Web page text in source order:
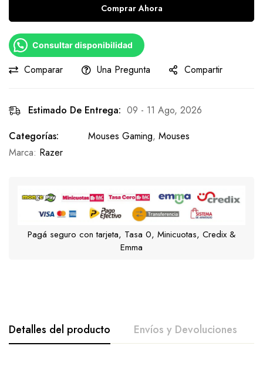
Comprar Ahora
Consultar disponibilidad
Comparar Una Pregunta Compartir
Estimado De Entrega: 09 - 11 Ago, 2026
Categorías:
Mouses Gaming, Mouses
Marca: Razer
Pagá seguro con tarjeta, Tasa 0, Minicuotas, Credix &
Emma
Detalles del producto Envíos y Devoluciones